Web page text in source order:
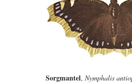
Sorgmantel, Nymphalis